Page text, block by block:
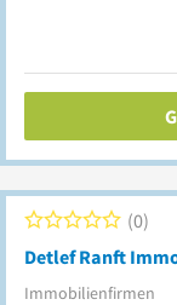
Detlef Ranft
Immobilienfirmen
0